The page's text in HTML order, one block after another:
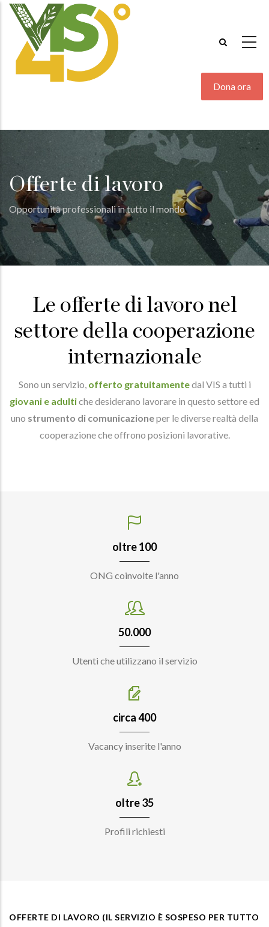
Salta
contenuto
principale
Dona ora
Offerte di lavoro
Opportunità professionali in tutto il mondo
Le offerte di lavoro nel
settore della cooperazione
internazionale
Sono un servizio, offerto gratuitamentedal VIS a tutti i
giovani e adultiche desiderano lavorare in questo settore ed
uno strumento di comunicazioneper le diverse realtà della
cooperazione che offrono posizioni lavorative.
oltre 100
ONG coinvolte l'anno
50.000
Utenti che utilizzano il servizio
circa 400
Vacancy inserite l'anno
oltre 35
Profili richiesti
OFFERTE DI LAVORO (IL SERVIZIO È SOSPESO PER TUTTO